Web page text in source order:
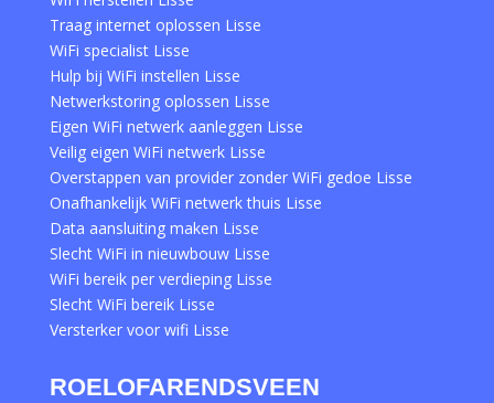
Traag internet oplossen Lisse
WiFi specialist Lisse
Hulp bij WiFi instellen Lisse
Netwerkstoring oplossen Lisse
Eigen WiFi netwerk aanleggen Lisse
Veilig eigen WiFi netwerk Lisse
Overstappen van provider zonder WiFi gedoe Lisse
Onafhankelijk WiFi netwerk thuis Lisse
Data aansluiting maken Lisse
Slecht WiFi in nieuwbouw Lisse
WiFi bereik per verdieping Lisse
Slecht WiFi bereik Lisse
Versterker voor wifi Lisse
ROELOFARENDSVEEN